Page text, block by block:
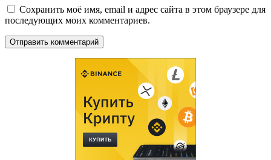
Сохранить моё имя, email и адрес сайта в этом браузере для
последующих моих комментариев.